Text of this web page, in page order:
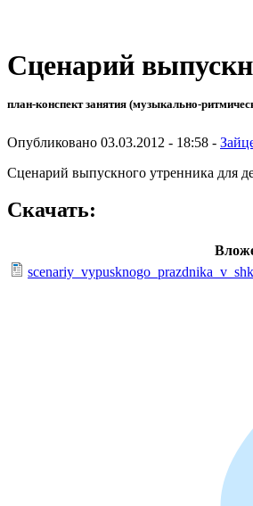
Сценарий
план-конспект занятия (музыкально-
Опубликовано 03.03.2012 - 18:58 -
Сценарий выпускного утренника для
Скачать: